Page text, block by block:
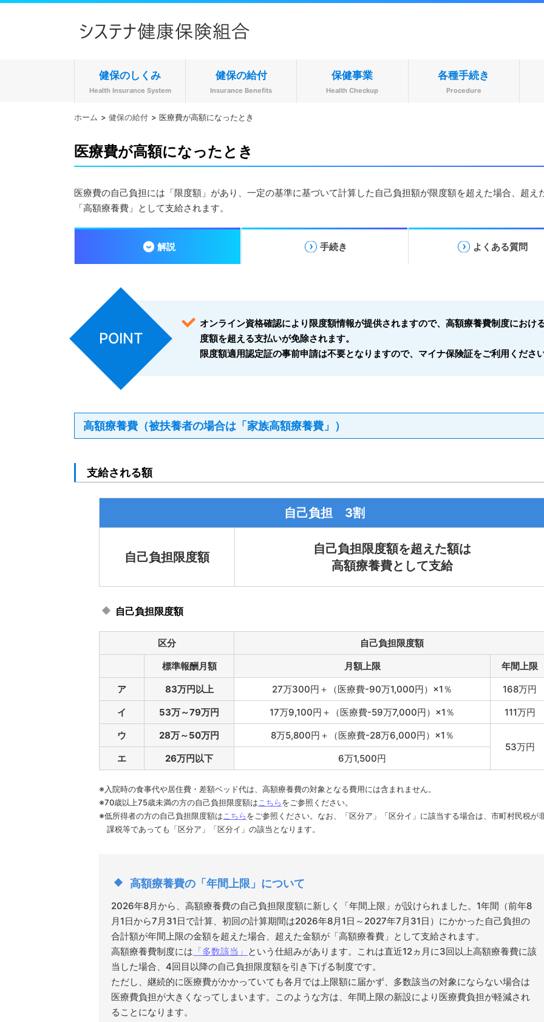
健保のしくみ
Health Insurance System
健保の給付
Insurance Benefits
保健事業
Health Checkup
各種手続き
Procedure
ホーム 健保の給付 医療費が高額になったとき
医療費が高額になったとき
医療費の自己負担には「限度額」があり、一定の基準に基づいて計算した自己負担額が限度額を超えた場合、超え
「高額療養費」として支給されます。
解説 手続き よくある質問
POINT
オンライン資格確認により限度額情報が提供されますので、高額療養費制度におけ
度額を超える支払いが免除されます。
限度額適用認定証の事前申請は不要となりますので、マイナ保険証をご利用ください
高額療養費（被扶養者の場合は「家族高額療養費」）
支給される額
自己負担 3割
自己負担限度額
自己負担限度額を超えた額は
高額療養費として支給
自己負担限度額
区分
自己負担限度額
標準報酬月額
月額上限
年間上限
ア
83万円以上 27万300円＋（医療費-90万1,000円）×1％
168万円
イ
53万～79万円 17万9,100円＋（医療費-59万7,000円）×1％
111万円
ウ
28万～50万円
8万5,800円＋（医療費-28万6,000円）×1％
53万円
エ
26万円以下 6万1,500円
※入院時の食事代や居住費・差額ベッド代は、高額療養費の対象となる費用には含まれません。
※70歳以上75歳未満の方の自己負担限度額は こちらをご参照ください。
※低所得者の方の自己負担限度額は こちらをご参照ください。なお、「区分ア」「区分イ」に該当する場合は、市町村民税が
課税等であっても「区分ア」「区分イ」の該当となります。
高額療養費の「年間上限」について
2026年8月から、高額療養費の自己負担限度額に新しく「年間上限」が設けられました。1年間（前年8
月1日から7月31日で計算、初回の計算期間は2026年8月1日～2027年7月31日）にかかった自己負担の
合計額が年間上限の金額を超えた場合、超えた金額が「高額療養費」として支給されます。
高額療養費制度には 「多数該当」 という仕組みがあります。これは直近12ヵ月に3回以上高額療養費に該
当した場合、4回目以降の自己負担限度額を引き下げる制度です。
ただし、継続的に医療費がかかっていても各月では上限額に届かず、多数該当の対象にならない場合は
医療費負担が大きくなってしまいます。このような方は、年間上限の新設により医療費負担が軽減され
ることになります。